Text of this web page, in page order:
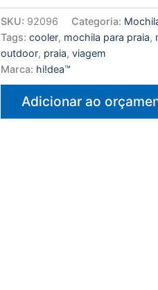
SKU: 92096 Categoria:
Tags:cooler, mochila para praia,
outdoor, praia,viagem
Marca: hi!dea™
Adicionar ao